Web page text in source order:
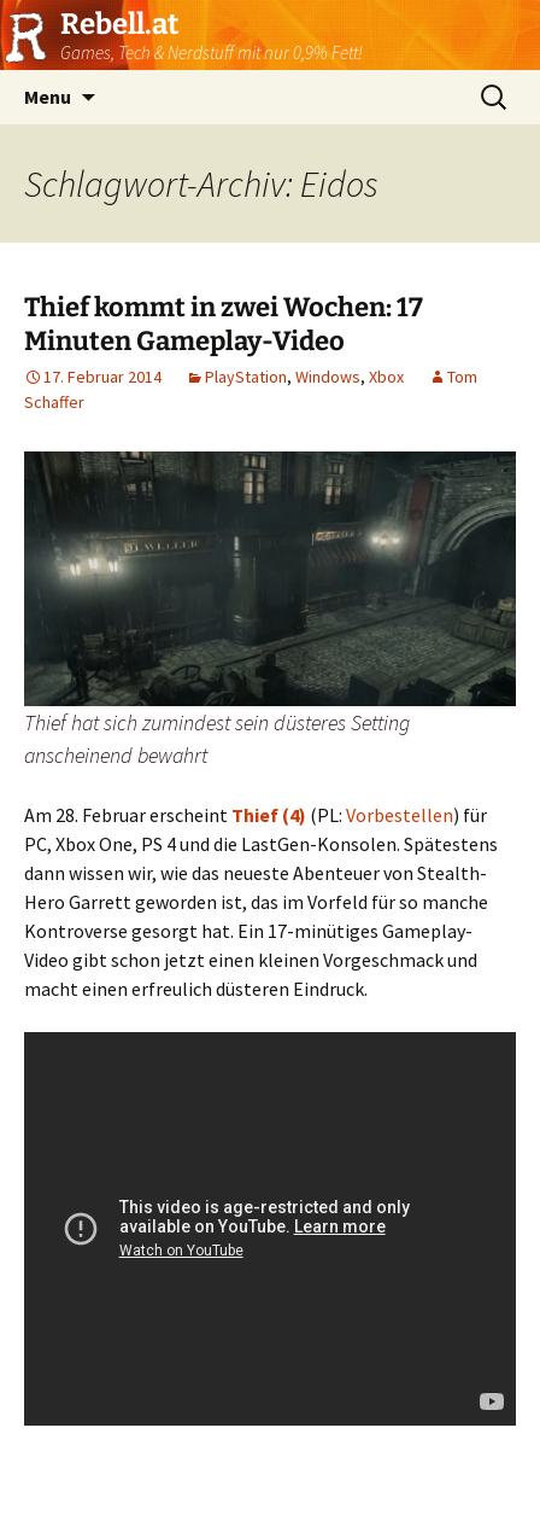
Rebell.at
Games, Tech & Nerdstuff mit nur 0,9% Fett!
Menu
Suchen
nach:
Schlagwort-Archiv: Eidos
Thief kommt in zwei Wochen: 17
Minuten Gameplay-Video
17. Februar 2014 PlayStation, Windows, Xbox
Tom
Schaffer
Thief hat sich zumindest sein düsteres Setting
anscheinend bewahrt
Am 28. Februar erscheint Thief (4) (PL: Vorbestellen) für
PC, Xbox One, PS 4 und die LastGen-Konsolen. Spätestens
dann wissen wir, wie das neueste Abenteuer von Stealth-
Hero Garrett geworden ist, das im Vorfeld für so manche
Kontroverse gesorgt hat. Ein 17-minütiges Gameplay-
Video gibt schon jetzt einen kleinen Vorgeschmack und
macht einen erfreulich düsteren Eindruck.